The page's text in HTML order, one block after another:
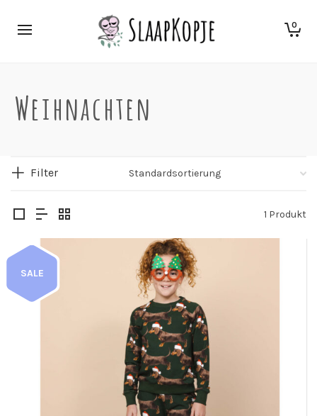
0
Weihnachten
Filter
1 Produkt
SALE